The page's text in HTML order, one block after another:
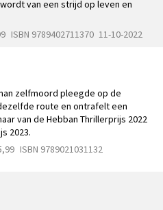
van een strijd op leven en
ISBN 9789402711370 11-10-2022
zelfmoord pleegde op de
route en ontrafelt een
van de Hebban Thrillerprijs 2022
2023.
ISBN 9789021031132